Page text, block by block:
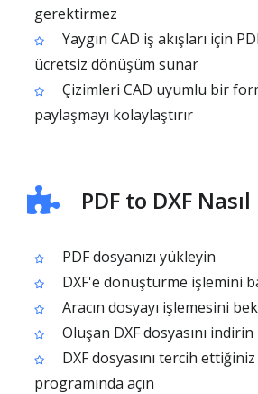
gerektirmez
Yaygın CAD iş akışları için
ücretsiz dönüşüm sunar
Çizimleri CAD uyumlu bir
paylaşmayı kolaylaştırır
PDF to DXF
PDF dosyanızı yükleyin
DXF'e dönüştürme işlemini
Aracın dosyayı işlemesini
Oluşan DXF dosyasını indirin
DXF dosyasını tercih ettiğiniz
programında açın